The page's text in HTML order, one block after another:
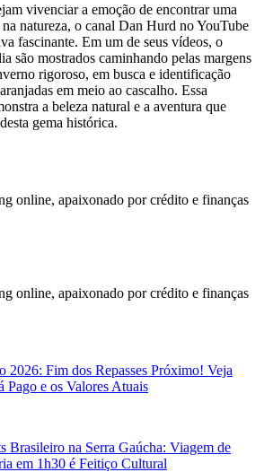
vivenciar a emoção de encontrar uma
natureza, o canal Dan Hurd no YouTube
fascinante. Em um de seus vídeos, o
são mostrados caminhando pelas margens
rigoroso, em busca e identificação
em meio ao cascalho. Essa
a beleza natural e a aventura que
gema histórica.
online, apaixonado por crédito e finanças
online, apaixonado por crédito e finanças
2026: Fim dos Repasses Próximo! Veja
Pago e os Valores Atuais
Brasileiro na Serra Gaúcha: Viagem de
em 1h30 é Feitiço Cultural